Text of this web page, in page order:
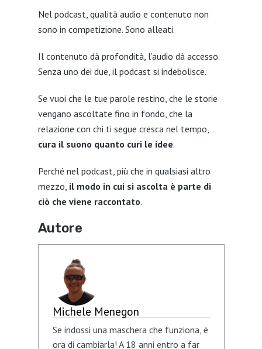
Nel podcast, qualità audio e contenuto non
sono in competizione. Sono alleati.
Il contenuto dà profondità, l’audio dà accesso.
Senza uno dei due, il podcast si indebolisce.
Se vuoi che le tue parole restino, che le storie
vengano ascoltate fino in fondo, che la
relazione con chi ti segue cresca nel tempo,
cura il suono quanto curi le idee.
Perché nel podcast, più che in qualsiasi altro
mezzo, il modo in cui si ascolta è parte di
ciò che viene raccontato.
Autore
Michele Menegon
Se indossi una maschera che funziona, è
ora di cambiarla! A 18 anni entro a far